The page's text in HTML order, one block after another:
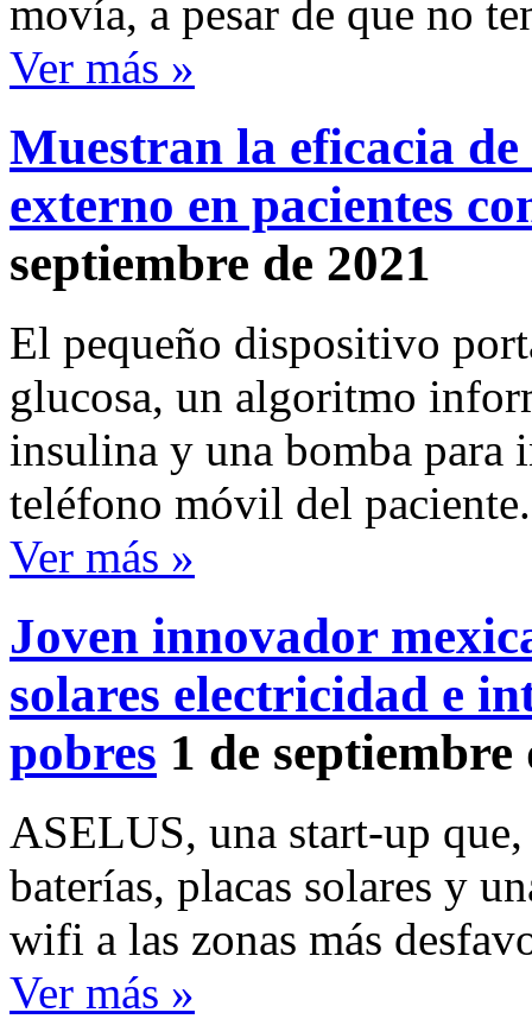
movía, a pesar de que no
Ver más »
Muestran la eficacia
externo en pacientes
septiembre de 2021
El pequeño dispositivo
glucosa, un algoritmo
insulina y una bomba para
teléfono móvil del paciente.
Ver más »
Joven innovador
solares electricidad e
pobres 1 de septiembre
ASELUS, una start-up
baterías, placas solares y
wifi a las zonas más
Ver más »